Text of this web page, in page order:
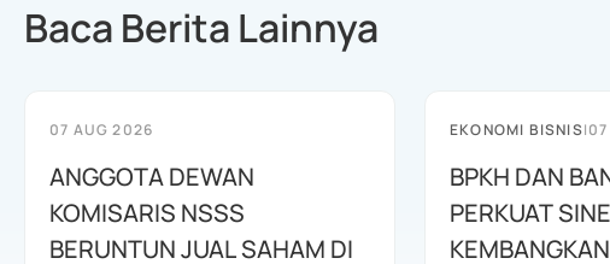
Baca Berita Lainnya
07 AUG 2026
ANGGOTA DEWAN
KOMISARIS NSSS
BERUNTUN JUAL SAHAM DI
EKONOMI BISNIS|
BPKH DAN
PERKUAT